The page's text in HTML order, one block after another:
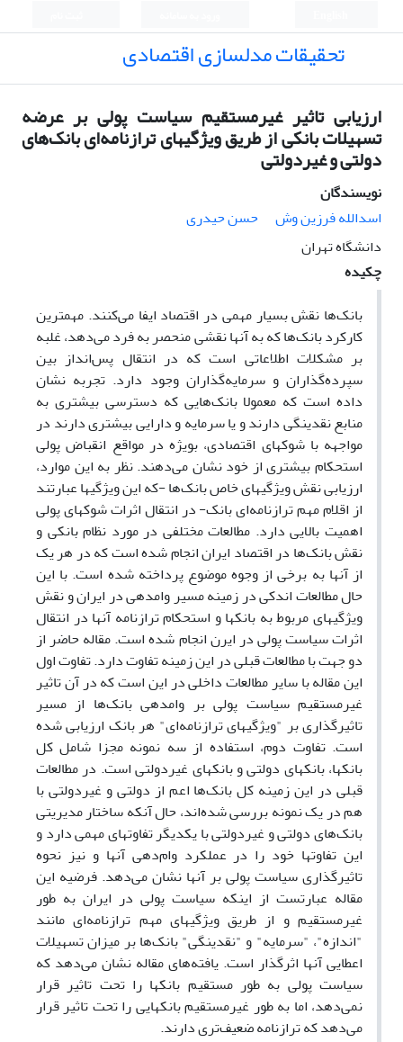
تحقیقات مدلسازی اقتصادی
ارزیابی تاثیر غیرمستقیم سیاست پولی بر عرضه
تسهیلات بانکی از طریق ویژگیهای ترازنامه‌ای بانک‌های
دولتی و غیردولتی
نویسندگان
اسدالله فرزین وش
حسن حیدری
دانشگاه تهران
چکیده
بانک‌ها نقش بسیار مهمی در اقتصاد ایفا می‌کنند. مهمترین
کارکرد بانک‌ها که به آنها نقشی منحصر به فرد می‌دهد، غلبه
بر مشکلات اطلاعاتی است که در انتقال پس‌انداز بین
سپرده‌گذاران و سرمایه‌گذاران وجود دارد. تجربه نشان
داده است که معمولا بانک‌هایی که دسترسی بیشتری به
منابع نقدینگی دارند و یا سرمایه و دارایی بیشتری دارند در
مواجهه با شوکهای اقتصادی، بویژه در مواقع انقباض پولی
استحکام بیشتری از خود نشان می‌دهند. نظر به این موارد،
ارزیابی نقش ویژگیهای خاص بانک‌ها -که این ویژگیها عبارتند
از اقلام مهم ترازنامه‌ای بانک- در انتقال اثرات شوکهای پولی
اهمیت بالایی دارد. مطالعات مختلفی در مورد نظام بانکی و
نقش بانک‌ها در اقتصاد ایران انجام شده است که در هر یک
از آنها به برخی از وجوه موضوع پرداخته شده است. با این
حال مطالعات اندکی در زمینه مسیر وامدهی در ایران و نقش
ویژگیهای مربوط به بانکها و استحکام ترازنامه آنها در انتقال
اثرات سیاست پولی در ایرن انجام شده است. مقاله حاضر از
دو جهت با مطالعات قبلی در این زمینه تفاوت دارد. تفاوت اول
این مقاله با سایر مطالعات داخلی در این است که در آن تاثیر
غیرمستقیم سیاست پولی بر وامدهی بانک‌ها از مسیر
تاثیرگذاری بر "ویژگیهای ترازنامه‌ای" هر بانک ارزیابی شده
است. تفاوت دوم، استفاده از سه نمونه مجزا شامل کل
بانکها، بانکهای دولتی و بانکهای غیردولتی است. در مطالعات
قبلی در این زمینه کل بانک‌ها اعم از دولتی و غیردولتی با
هم در یک نمونه بررسی شده‌اند، حال آنکه ساختار مدیریتی
بانک‌های دولتی و غیردولتی با یکدیگر تفاوتهای مهمی دارد و
این تفاوتها خود را در عملکرد وام‌دهی آنها و نیز نحوه
تاثیرگذاری سیاست پولی بر آنها نشان می‌دهد. فرضیه این
مقاله عبارتست از اینکه سیاست پولی در ایران به طور
غیرمستقیم و از طریق ویژگیهای مهم ترازنامه‌ای مانند
"اندازه"، "سرمایه" و "نقدینگی" بانک‌ها بر میزان تسهیلات
اعطایی آنها اثرگذار است. یافته‌های مقاله نشان می‌دهد که
سیاست پولی به طور مستقیم بانکها را تحت تاثیر قرار
نمی‌دهد، اما به طور غیرمستقیم بانکهایی را تحت تاثیر قرار
می‌دهد که ترازنامه ضعیف‌تری دارند.